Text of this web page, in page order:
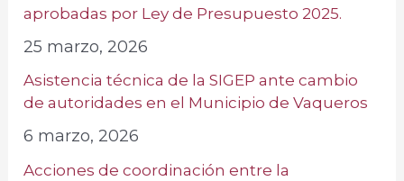
aprobadas por Ley de Presupuesto 2025.
25 marzo, 2026
Asistencia técnica de la SIGEP ante cambio
de autoridades en el Municipio de Vaqueros
6 marzo, 2026
Acciones de coordinación entre la